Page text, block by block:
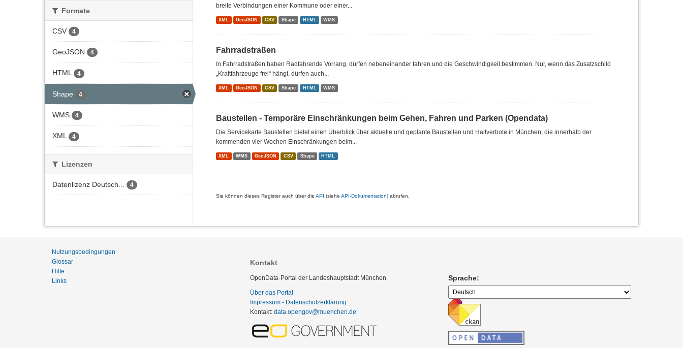
Formate
CSV 4
GeoJSON 4
HTML 4
Shape 4
WMS 4
XML 4
Lizenzen
Datenlizenz Deutsch... 4
breite Verbindungen einer Kommune oder einer...
XML GeoJSON CSV Shape HTML WMS
Fahrradstraßen
In Fahrradstraßen haben Radfahrende Vorrang, dürfen nebeneinander fahren und die Geschwindigkeit bestimmen. Nur, wenn das Zusatzschild
„Kraftfahrzeuge frei“ hängt, dürfen auch...
XML GeoJSON CSV Shape HTML WMS
Baustellen - Temporäre Einschränkungen beim Gehen, Fahren und Parken (Opendata)
Die Servicekarte Baustellen bietet einen Überblick über aktuelle und geplante Baustellen und Haltverbote in München, die innerhalb der
kommenden vier Wochen Einschränkungen beim...
XML WMS GeoJSON CSV Shape HTML
Sie können dieses Register auch über die API (siehe API-Dokumentation) abrufen.
Nutzungsbedingungen
Glossar
Hilfe
Links
Kontakt
OpenData-Portal der Landeshauptstadt München
Über das Portal
Impressum - Datenschutzerklärung
Kontakt: data.opengov@muenchen.de
Sprache